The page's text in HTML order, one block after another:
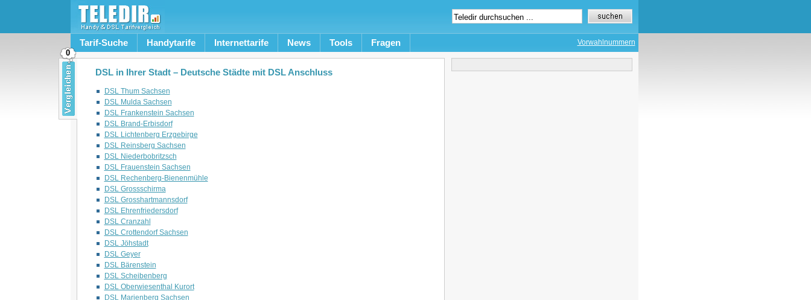
Tarif-Suche Handytarife Internettarife News Tools Fragen Vorwahlnummern
DSL in Ihrer Stadt – Deutsche Städte mit DSL Anschluss
DSL Thum Sachsen
DSL Mulda Sachsen
DSL Frankenstein Sachsen
DSL Brand-Erbisdorf
DSL Lichtenberg Erzgebirge
DSL Reinsberg Sachsen
DSL Niederbobritzsch
DSL Frauenstein Sachsen
DSL Rechenberg-Bienenmühle
DSL Grossschirma
DSL Grosshartmannsdorf
DSL Ehrenfriedersdorf
DSL Cranzahl
DSL Crottendorf Sachsen
DSL Jöhstadt
DSL Geyer
DSL Bärenstein
DSL Scheibenberg
DSL Oberwiesenthal Kurort
DSL Marienberg Sachsen
0